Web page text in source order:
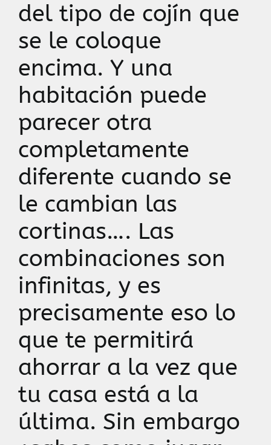
del tipo de cojín que
se le coloque
encima. Y una
habitación puede
parecer otra
completamente
diferente cuando se
le cambian las
cortinas…. Las
combinaciones son
infinitas, y es
precisamente eso lo
que te permitirá
ahorrar a la vez que
tu casa está a la
última. Sin embargo